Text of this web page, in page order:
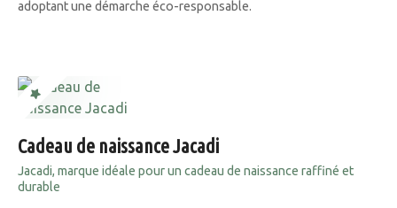
adoptant une démarche éco-responsable.
Cadeau de naissance Jacadi
Jacadi, marque idéale pour un cadeau de naissance raffiné et
durable